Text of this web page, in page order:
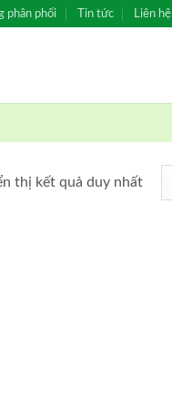
phân phối Tin tức Liên hệ
thị kết quả duy nhất